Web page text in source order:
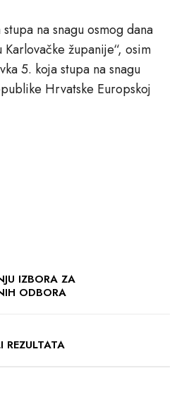
na snagu osmog dana
županije“, osim
5. koja stupa na snagu
Hrvatske Europskoj
IZBORA ZA
ODBORA
REZULTATA